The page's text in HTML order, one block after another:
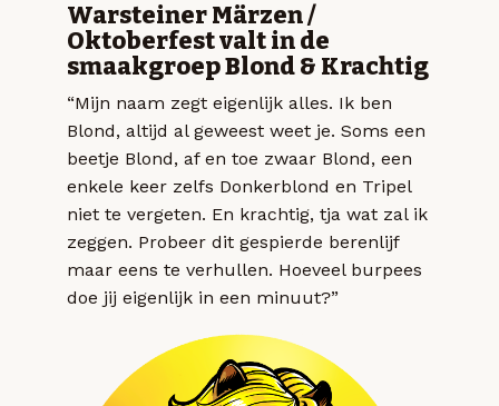
Warsteiner Märzen /
Oktoberfest valt in de
smaakgroep Blond & Krachtig
“Mijn naam zegt eigenlijk alles. Ik ben
Blond, altijd al geweest weet je. Soms een
beetje Blond, af en toe zwaar Blond, een
enkele keer zelfs Donkerblond en Tripel
niet te vergeten. En krachtig, tja wat zal ik
zeggen. Probeer dit gespierde berenlijf
maar eens te verhullen. Hoeveel burpees
doe jij eigenlijk in een minuut?”